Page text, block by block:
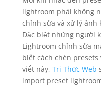
lightroom phải không
chỉnh sửa và xử lý ảnh
Đặc biệt những người
Lightroom chỉnh sửa
biết cách chèn
viết này, Tri Thức Web
import preset